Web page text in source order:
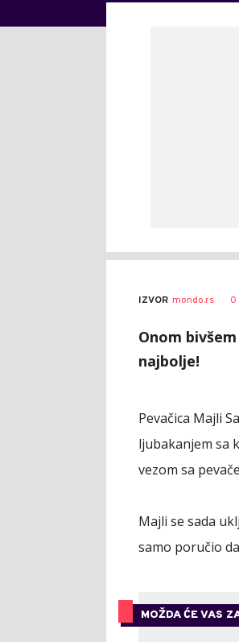
IZVOR mondo.rs 0
Onom
najbolje!
Pevačica Majli
ljubakanjem sa
vezom sa
Majli se sada
samo poručio
MOŽDA ĆE VAS